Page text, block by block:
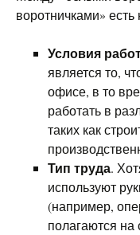
воротничками»
Условия
является то,
офисе, в то
работать в
таких как
Тип труда.
используют
(например,
полагаются на